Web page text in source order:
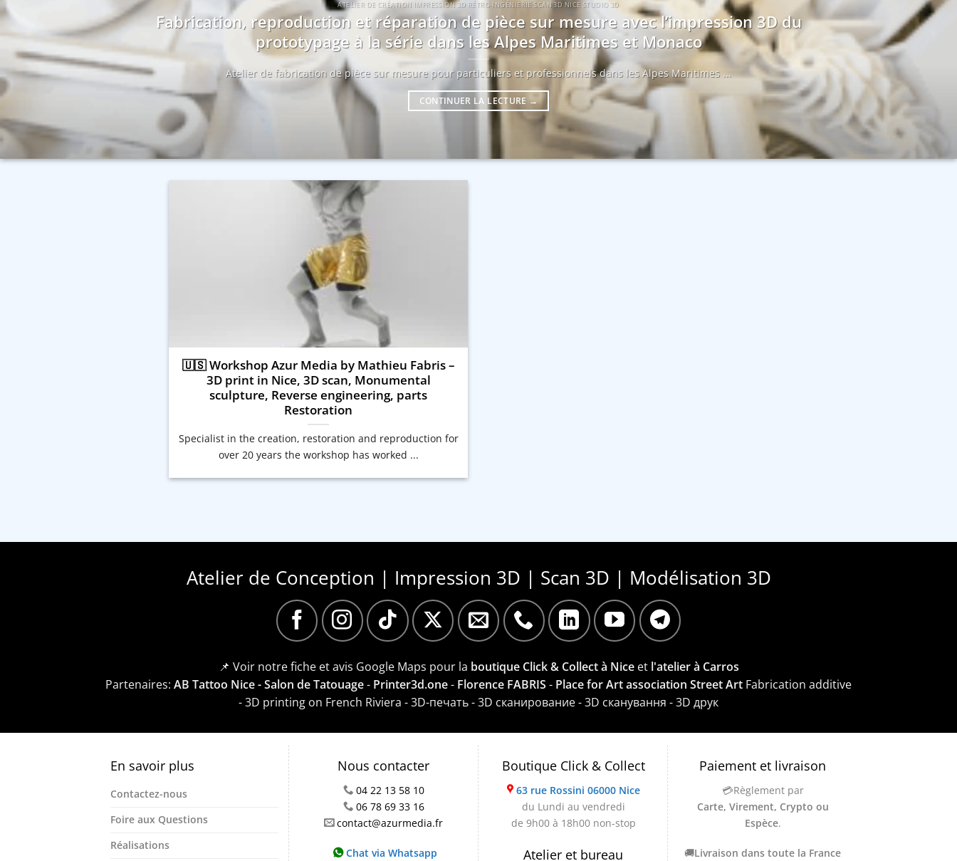
ATELIER DE CRÉATION IMPRESSION 3D RÉTRO-INGÉNIERIE SCAN 3D NICE STUDIO 3D
Fabrication, reproduction et réparation de pièce sur mesure avec l’impression 3D du
prototypage à la série dans les Alpes Maritimes et Monaco
Atelier de fabrication de pièce sur mesure pour particuliers et professionnels dans les Alpes Maritimes ...
CONTINUER LA LECTURE →
🇺🇸 Workshop Azur Media by Mathieu Fabris –
3D print in Nice, 3D scan, Monumental
sculpture, Reverse engineering, parts
Restoration
Specialist in the creation, restoration and reproduction for
over 20 years the workshop has worked ...
Atelier de Conception | Impression 3D | Scan 3D | Modélisation 3D
📌 Voir notre fiche et avis Google Maps pour la boutique Click & Collect à Niceet l'atelier à Carros
Partenaires: AB Tattoo Nice - Salon de Tatouage- Printer3d.one- Florence FABRIS - Place for Art association Street Art Fabrication additive
- 3D printing on French Riviera - 3D-печать - 3D сканирование - 3D сканування - 3D друк
En savoir plus
Contactez-nous
Foire aux Questions
Réalisations
Nous contacter
04 22 13 58 10
06 78 69 33 16
contact@azurmedia.fr
Chat via Whatsapp
Boutique Click & Collect
63 rue Rossini 06000 Nice
du Lundi au vendredi
de 9h00 à 18h00 non-stop
Atelier et bureau
Paiement et livraison
💳Règlement par
Carte, Virement, Crypto ou
Espèce.
🚚Livraison dans toute la France